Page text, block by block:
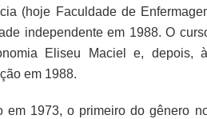
(hoje Faculdade de
independente em 1988. O
Eliseu Maciel e, depois,
em 1988.
1973, o primeiro do gênero